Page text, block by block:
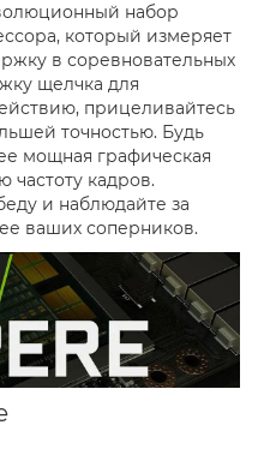
набор
который измеряет
в соревновательных
щелчка для
прицеливайтесь
точностью. Будь
мощная графическая
частоту кадров.
и наблюдайте за
ваших соперников.